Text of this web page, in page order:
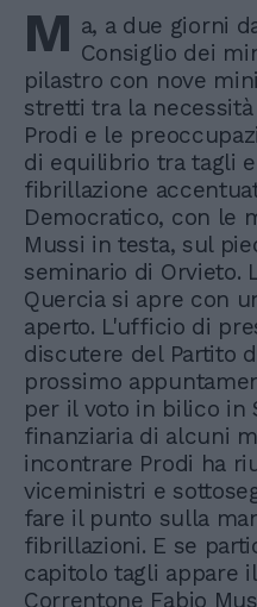
M a, a due giorni
Consiglio dei
pilastro con nove
stretti tra la
Prodi e le
di equilibrio tra tagli
fibrillazione
Democratico, con le
Mussi in testa, sul
seminario di Orvieto.
Quercia si apre con
aperto. L'ufficio di
discutere del Partito
prossimo
per il voto in bilico in
finanziaria di alcuni
incontrare Prodi ha
viceministri e
fare il punto sulla
fibrillazioni. E se
capitolo tagli appare
Correntone Fabio